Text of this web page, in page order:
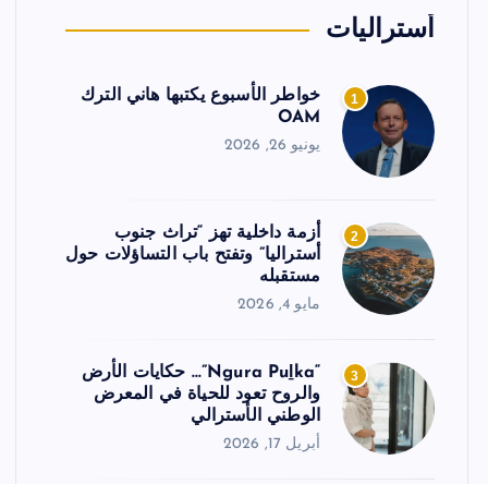
أستراليات
1
خواطر الأسبوع يكتبها هاني الترك
OAM
يونيو 26, 2026
2
أزمة داخلية تهز “تراث جنوب
أستراليا” وتفتح باب التساؤلات حول
مستقبله
مايو 4, 2026
3
“Ngura Puḻka”… حكايات الأرض
والروح تعود للحياة في المعرض
الوطني الأسترالي
أبريل 17, 2026